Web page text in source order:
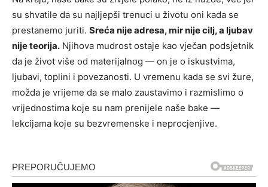
su shvatile da su najljepši trenuci u životu oni kada se
prestanemo juriti. Sreća nije adresa, mir nije cilj, a ljubav
nije teorija. Njihova mudrost ostaje kao vječan podsjetnik
da je život više od materijalnog — on je o iskustvima,
ljubavi, toplini i povezanosti. U vremenu kada se svi žure,
možda je vrijeme da se malo zaustavimo i razmislimo o
vrijednostima koje su nam prenijele naše bake —
lekcijama koje su bezvremenske i neprocjenjive.